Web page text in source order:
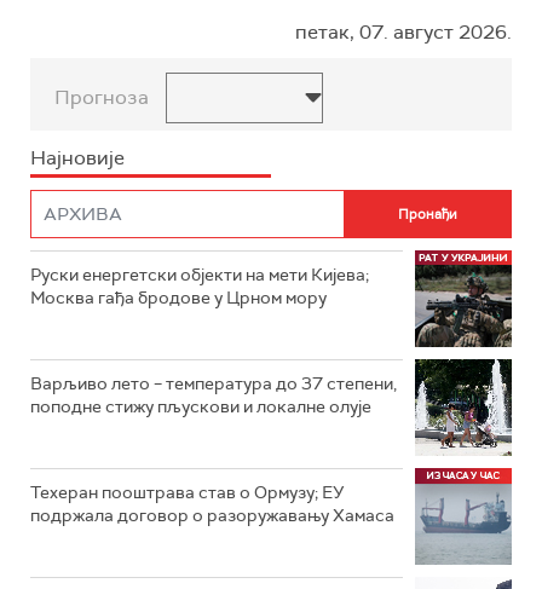
петак, 07. август 2026.
Прогноза
Најновије
Руски енергетски објекти на мети Кијева;
Москва гађа бродове у Црном мору
Варљиво лето – температура до 37 степени,
поподне стижу пљускови и локалне олује
Техеран пооштрава став о Ормузу; ЕУ
подржала договор о разоружавању Хамаса